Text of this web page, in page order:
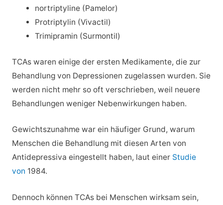
nortriptyline (Pamelor)
Protriptylin (Vivactil)
Trimipramin (Surmontil)
TCAs waren einige der ersten Medikamente, die zur
Behandlung von Depressionen zugelassen wurden. Sie
werden nicht mehr so oft verschrieben, weil neuere
Behandlungen weniger Nebenwirkungen haben.
Gewichtszunahme war ein häufiger Grund, warum
Menschen die Behandlung mit diesen Arten von
Antidepressiva eingestellt haben, laut einer Studie
von 1984.
Dennoch können TCAs bei Menschen wirksam sein,